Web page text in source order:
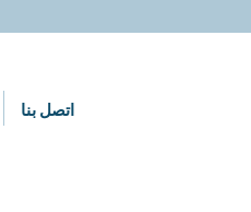
اتصل بنا